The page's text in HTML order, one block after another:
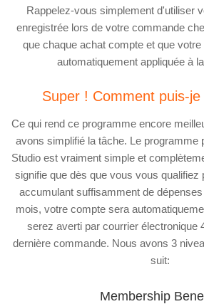
Rappelez-vous simplement d'utiliser
enregistrée lors de votre commande
que chaque achat compte et que
automatiquement appliquée à
Super ! Comment puis-
Ce qui rend ce programme encore
avons simplifié la tâche. Le programme
Studio est vraiment simple et
signifie que dès que vous vous qualifiez
accumulant suffisamment de
mois, votre compte sera
serez averti par courrier électronique
dernière commande. Nous avons 3
suit:
Membership